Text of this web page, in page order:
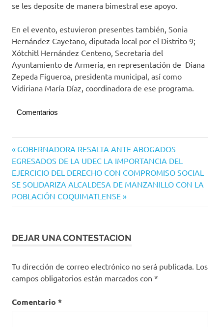
se les deposite de manera bimestral ese apoyo.
En el evento, estuvieron presentes también, Sonia
Hernández Cayetano, diputada local por el Distrito 9;
Xótchitl Hernández Centeno, Secretaria del
Ayuntamiento de Armería, en representación de Diana
Zepeda Figueroa, presidenta municipal, así como
Vidiriana María Díaz, coordinadora de ese programa.
Comentarios
Navegación
de
entradas
Entrada
anterior:
GOBERNADORA RESALTA ANTE ABOGADOS
EGRESADOS DE LA UDEC LA IMPORTANCIA DEL
EJERCICIO DEL DERECHO CON COMPROMISO SOCIAL
Siguiente
entrada:
SE SOLIDARIZA ALCALDESA DE MANZANILLO CON LA
POBLACIÓN COQUIMATLENSE
DEJAR UNA CONTESTACION
Tu dirección de correo electrónico no será publicada. Los
campos obligatorios están marcados con *
Comentario *